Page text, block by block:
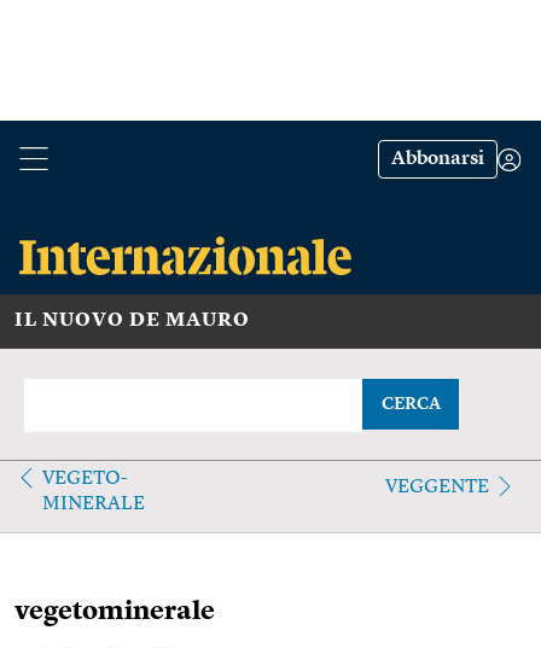
Abbonarsi
IL NUOVO DE MAURO
CERCA
VEGETO-
MINERALE
VEGGENTE
vegetominerale